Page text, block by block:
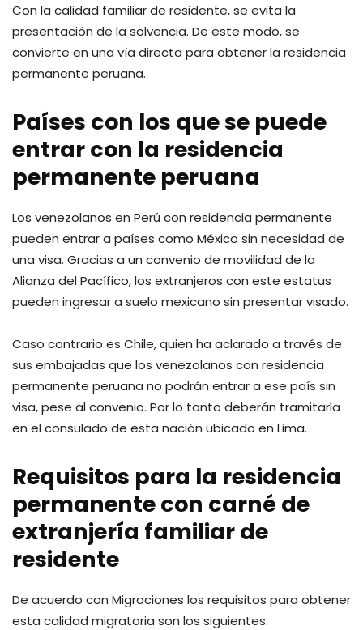
Con la calidad familiar de residente, se evita la
presentación de la solvencia. De este modo, se
convierte en una vía directa para obtener la residencia
permanente peruana.
Países con los que se puede
entrar con la residencia
permanente peruana
Los venezolanos en Perú con residencia permanente
pueden entrar a países como México sin necesidad de
una visa. Gracias a un convenio de movilidad de la
Alianza del Pacífico, los extranjeros con este estatus
pueden ingresar a suelo mexicano sin presentar visado.
Caso contrario es Chile, quien ha aclarado a través de
sus embajadas que los venezolanos con residencia
permanente peruana no podrán entrar a ese país sin
visa, pese al convenio. Por lo tanto deberán tramitarla
en el consulado de esta nación ubicado en Lima.
Requisitos para la residencia
permanente con carné de
extranjería familiar de
residente
De acuerdo con Migraciones los requisitos para obtener
esta calidad migratoria son los siguientes: